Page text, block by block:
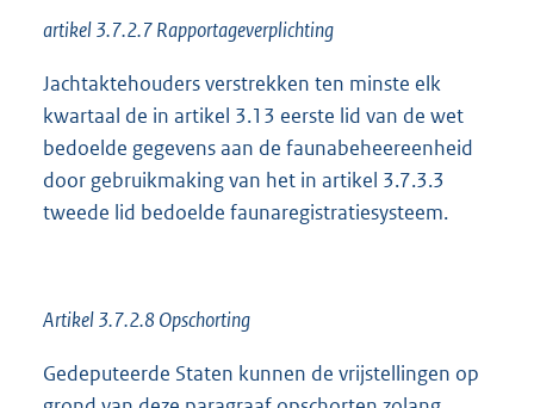
artikel 3.7.2.7 Rapportageverplichting
Jachtaktehouders verstrekken ten minste elk
kwartaal de in artikel 3.13 eerste lid van de wet
bedoelde gegevens aan de faunabeheereenheid
door gebruikmaking van het in artikel 3.7.3.3
tweede lid bedoelde faunaregistratiesysteem.
Artikel 3.7.2.8 Opschorting
Gedeputeerde Staten kunnen de vrijstellingen op